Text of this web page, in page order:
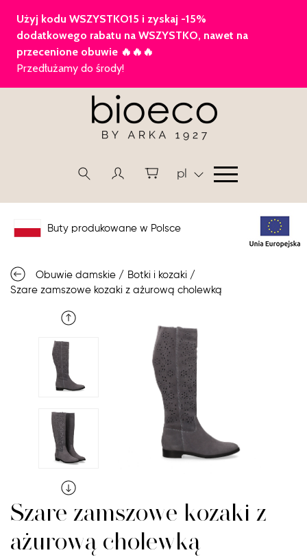
pl
Buty produkowane w Polsce
Obuwie damskie / Botki i kozaki /
Szare zamszowe kozaki z ażurową cholewką
Szare zamszowe kozaki z
ażurową cholewką